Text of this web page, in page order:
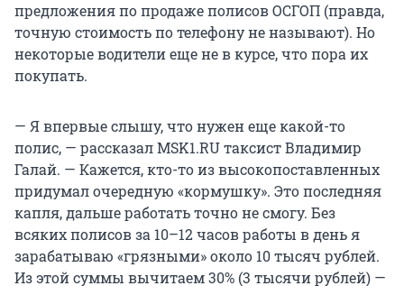
предложения по продаже полисов ОСГОП (правда,
точную стоимость по телефону не называют). Но
некоторые водители еще не в курсе, что пора их
покупать.
— Я впервые слышу, что нужен еще какой-то
полис, — рассказал MSK1.RU таксист Владимир
Галай. — Кажется, кто-то из высокопоставленных
придумал очередную «кормушку». Это последняя
капля, дальше работать точно не смогу. Без
всяких полисов за 10–12 часов работы в день я
зарабатываю «грязными» около 10 тысяч рублей.
Из этой суммы вычитаем 30% (3 тысячи рублей) —